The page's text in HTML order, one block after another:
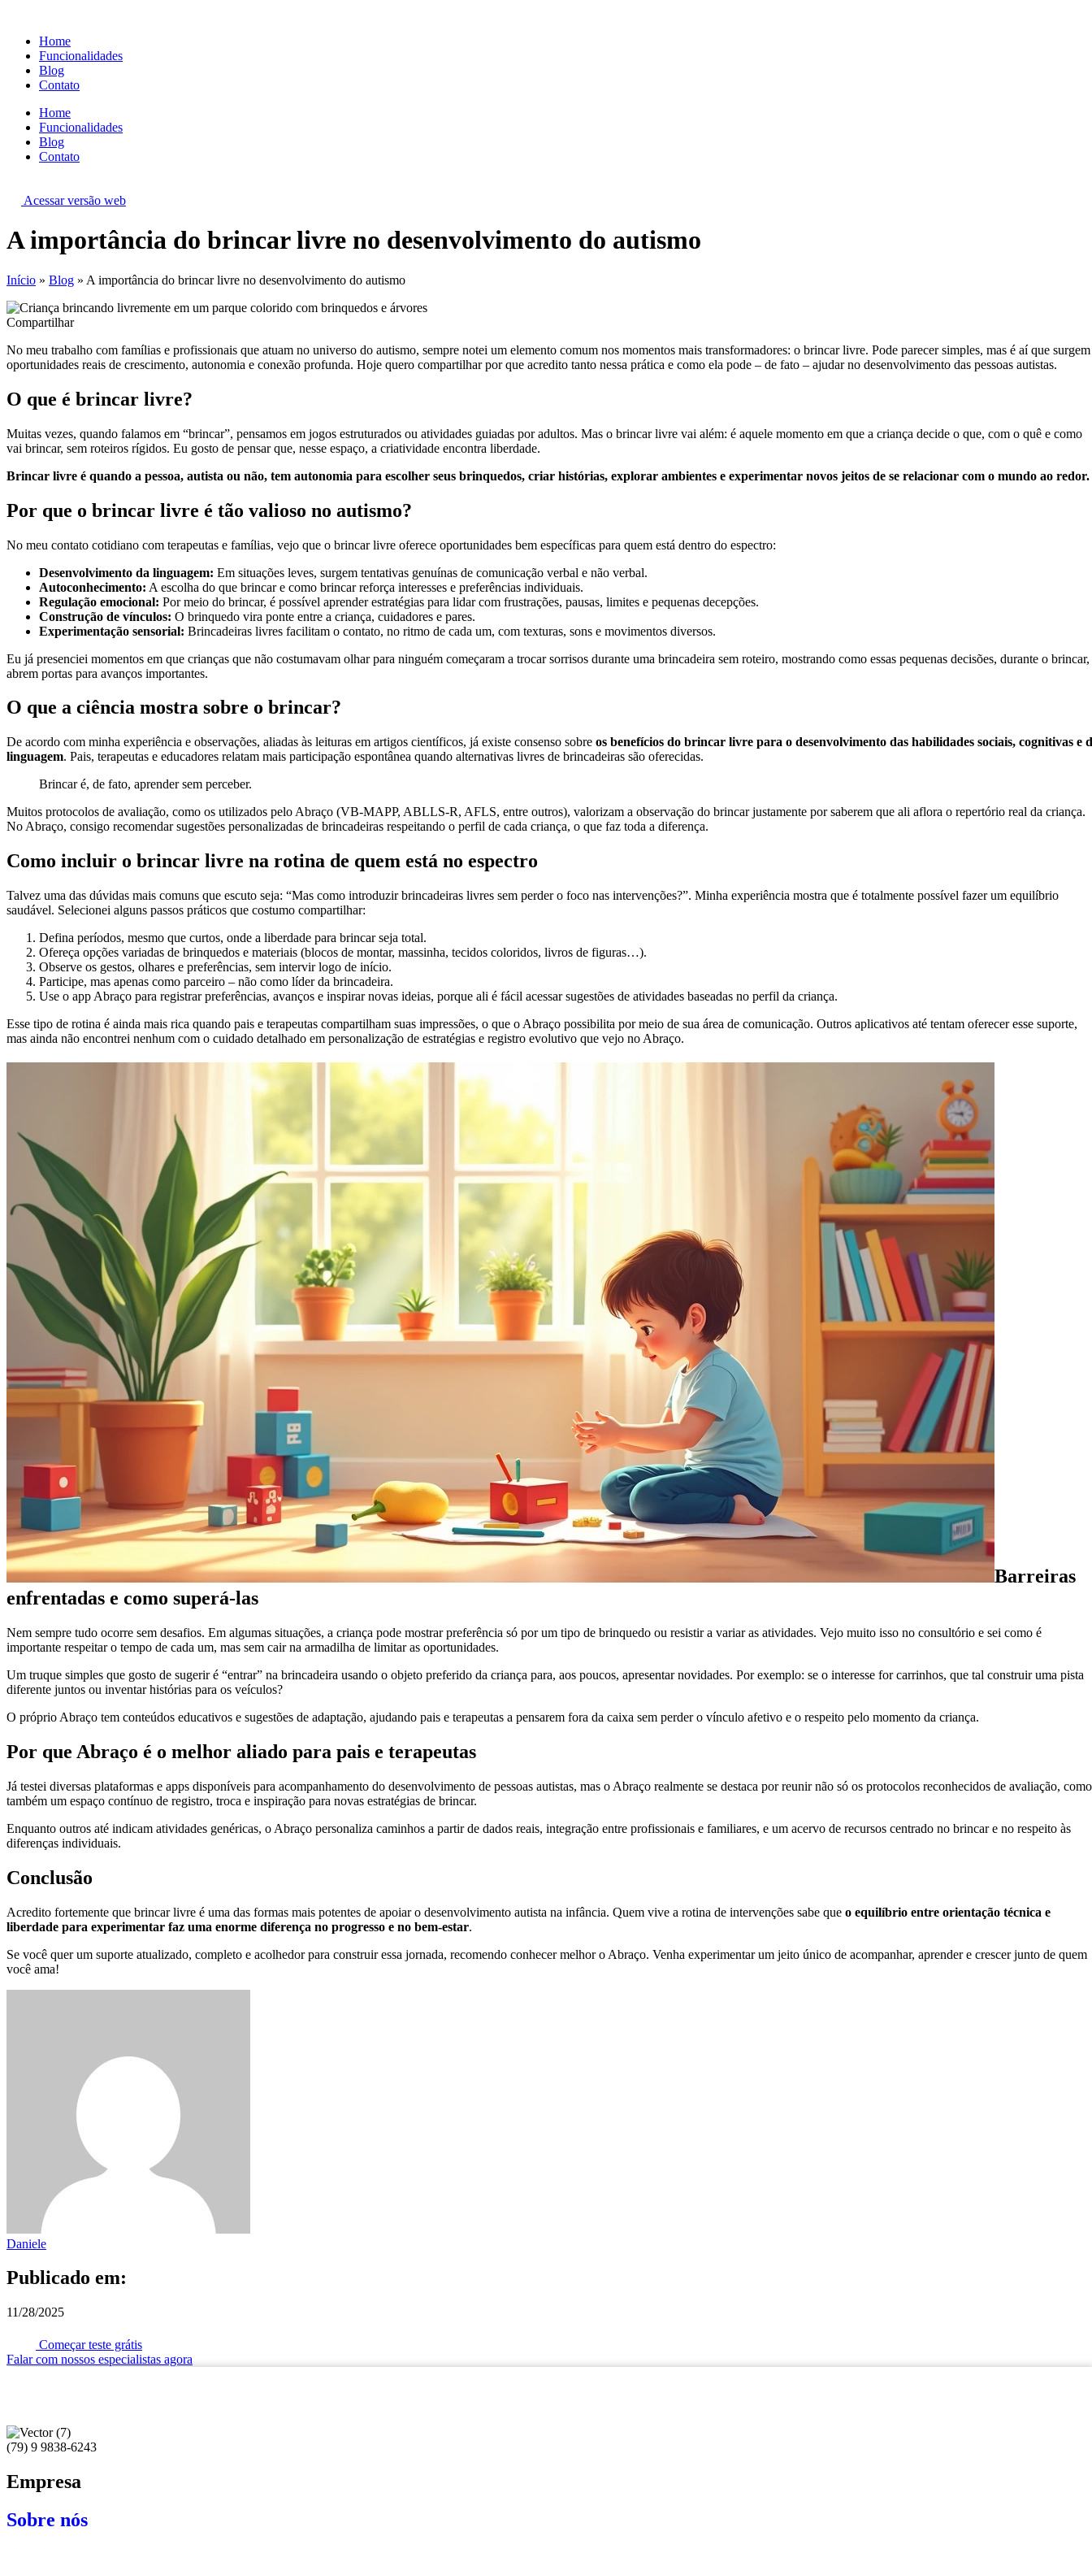
conteúdo
Home
Funcionalidades
Blog
Contato
Home
Funcionalidades
Blog
Contato
Acessar versão web
A importância do brincar livre no desenvolvimento do autismo
Início » Blog » A importância do brincar livre no desenvolvimento do autismo
Compartilhar
No meu trabalho com famílias e profissionais que atuam no universo do autismo, sempre notei um elemento comum nos momentos mais transformadores: o brincar livre. Pode parecer simples, mas é aí que surgem
oportunidades reais de crescimento, autonomia e conexão profunda. Hoje quero compartilhar por que acredito tanto nessa prática e como ela pode – de fato – ajudar no desenvolvimento das pessoas autistas.
O que é brincar livre?
Muitas vezes, quando falamos em “brincar”, pensamos em jogos estruturados ou atividades guiadas por adultos. Mas o brincar livre vai além: é aquele momento em que a criança decide o que, com o quê e como
vai brincar, sem roteiros rígidos. Eu gosto de pensar que, nesse espaço, a criatividade encontra liberdade.
Brincar livre é quando a pessoa, autista ou não, tem autonomia para escolher seus brinquedos, criar histórias, explorar ambientes e experimentar novos jeitos de se relacionar com o mundo ao redor.
Por que o brincar livre é tão valioso no autismo?
No meu contato cotidiano com terapeutas e famílias, vejo que o brincar livre oferece oportunidades bem específicas para quem está dentro do espectro:
Desenvolvimento da linguagem: Em situações leves, surgem tentativas genuínas de comunicação verbal e não verbal.
Autoconhecimento: A escolha do que brincar e como brincar reforça interesses e preferências individuais.
Regulação emocional: Por meio do brincar, é possível aprender estratégias para lidar com frustrações, pausas, limites e pequenas decepções.
Construção de vínculos: O brinquedo vira ponte entre a criança, cuidadores e pares.
Experimentação sensorial: Brincadeiras livres facilitam o contato, no ritmo de cada um, com texturas, sons e movimentos diversos.
Eu já presenciei momentos em que crianças que não costumavam olhar para ninguém começaram a trocar sorrisos durante uma brincadeira sem roteiro, mostrando como essas pequenas decisões, durante o brincar,
abrem portas para avanços importantes.
O que a ciência mostra sobre o brincar?
De acordo com minha experiência e observações, aliadas às leituras em artigos científicos, já existe consenso sobre os benefícios do brincar livre para o desenvolvimento das habilidades sociais, cognitivas e
linguagem. Pais, terapeutas e educadores relatam mais participação espontânea quando alternativas livres de brincadeiras são oferecidas.
Brincar é, de fato, aprender sem perceber.
Muitos protocolos de avaliação, como os utilizados pelo Abraço (VB-MAPP, ABLLS-R, AFLS, entre outros), valorizam a observação do brincar justamente por saberem que ali aflora o repertório real da criança.
No Abraço, consigo recomendar sugestões personalizadas de brincadeiras respeitando o perfil de cada criança, o que faz toda a diferença.
Como incluir o brincar livre na rotina de quem está no espectro
Talvez uma das dúvidas mais comuns que escuto seja: “Mas como introduzir brincadeiras livres sem perder o foco nas intervenções?”. Minha experiência mostra que é totalmente possível fazer um equilíbrio
saudável. Selecionei alguns passos práticos que costumo compartilhar:
Defina períodos, mesmo que curtos, onde a liberdade para brincar seja total.
Ofereça opções variadas de brinquedos e materiais (blocos de montar, massinha, tecidos coloridos, livros de figuras…).
Observe os gestos, olhares e preferências, sem intervir logo de início.
Participe, mas apenas como parceiro – não como líder da brincadeira.
Use o app Abraço para registrar preferências, avanços e inspirar novas ideias, porque ali é fácil acessar sugestões de atividades baseadas no perfil da criança.
Esse tipo de rotina é ainda mais rica quando pais e terapeutas compartilham suas impressões, o que o Abraço possibilita por meio de sua área de comunicação. Outros aplicativos até tentam oferecer esse suporte,
mas ainda não encontrei nenhum com o cuidado detalhado em personalização de estratégias e registro evolutivo que vejo no Abraço.
Barreiras
enfrentadas e como superá-las
Nem sempre tudo ocorre sem desafios. Em algumas situações, a criança pode mostrar preferência só por um tipo de brinquedo ou resistir a variar as atividades. Vejo muito isso no consultório e sei como é
importante respeitar o tempo de cada um, mas sem cair na armadilha de limitar as oportunidades.
Um truque simples que gosto de sugerir é “entrar” na brincadeira usando o objeto preferido da criança para, aos poucos, apresentar novidades. Por exemplo: se o interesse for carrinhos, que tal construir uma pista
diferente juntos ou inventar histórias para os veículos?
O próprio Abraço tem conteúdos educativos e sugestões de adaptação, ajudando pais e terapeutas a pensarem fora da caixa sem perder o vínculo afetivo e o respeito pelo momento da criança.
Por que Abraço é o melhor aliado para pais e terapeutas
Já testei diversas plataformas e apps disponíveis para acompanhamento do desenvolvimento de pessoas autistas, mas o Abraço realmente se destaca por reunir não só os protocolos reconhecidos de avaliação, como
também um espaço contínuo de registro, troca e inspiração para novas estratégias de brincar.
Enquanto outros até indicam atividades genéricas, o Abraço personaliza caminhos a partir de dados reais, integração entre profissionais e familiares, e um acervo de recursos centrado no brincar e no respeito às
diferenças individuais.
Conclusão
Acredito fortemente que brincar livre é uma das formas mais potentes de apoiar o desenvolvimento autista na infância. Quem vive a rotina de intervenções sabe que o equilíbrio entre orientação técnica e
liberdade para experimentar faz uma enorme diferença no progresso e no bem-estar.
Se você quer um suporte atualizado, completo e acolhedor para construir essa jornada, recomendo conhecer melhor o Abraço. Venha experimentar um jeito único de acompanhar, aprender e crescer junto de quem
você ama!
Daniele
Publicado em:
11/28/2025
Começar teste grátis
Falar com nossos especialistas agora
(79) 9 9838-6243
Empresa
Sobre nós